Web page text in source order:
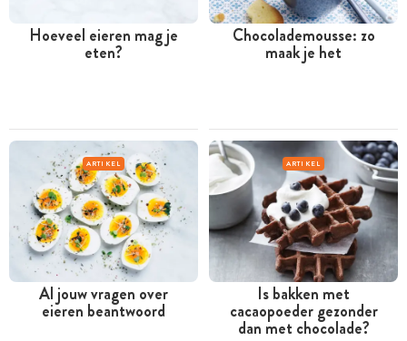
Hoeveel eieren mag je
eten?
Chocolademousse: zo
maak je het
ARTIKEL
Al jouw vragen over
eieren beantwoord
ARTIKEL
Is bakken met
cacaopoeder gezonder
dan met chocolade?